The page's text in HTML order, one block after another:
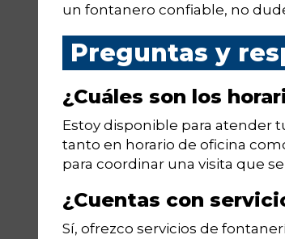
un fontanero confiable, no
Preguntas y
¿Cuáles son los
Estoy disponible para atender
tanto en horario de oficina
para coordinar una visita que
¿Cuentas con
Sí, ofrezco servicios de